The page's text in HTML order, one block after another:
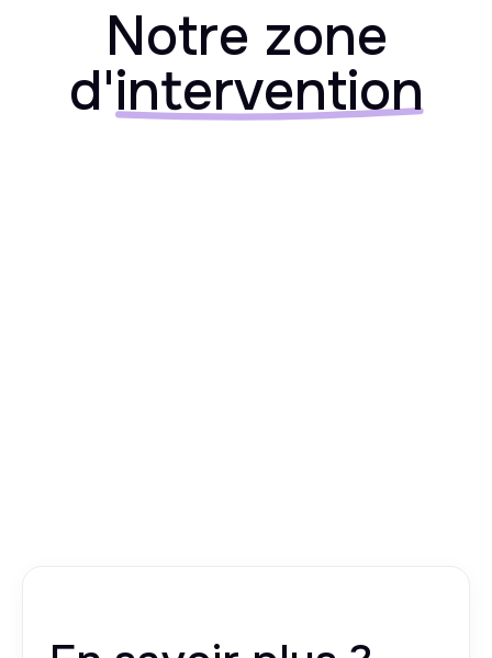
Notre zone
d'intervention